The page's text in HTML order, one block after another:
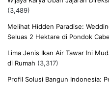
(3,489)
Melihat Hidden Paradise:
Seluas 2 Hektare di Pondok Cabe
Lima Jenis Ikan Air Tawar Ini
di Rumah (3,317)
Profil Solusi Bangun Indonesia: